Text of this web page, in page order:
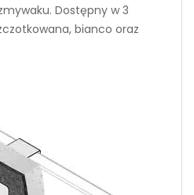
Dostępny w 3
bianco oraz